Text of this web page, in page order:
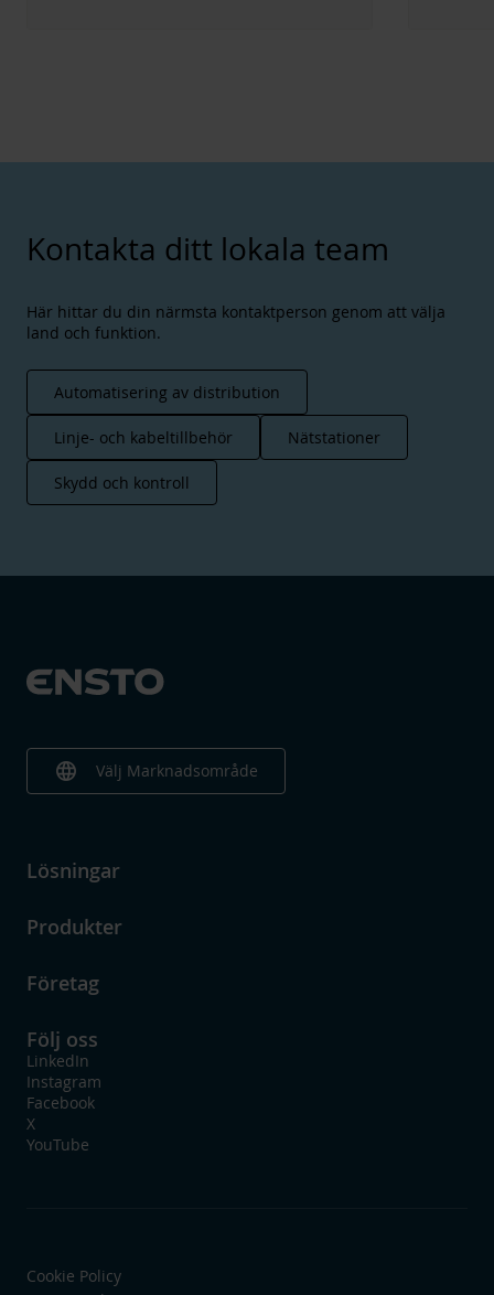
Kontakta ditt lokala team
Här hittar du din närmsta kontaktperson genom att välja
land och funktion.
Automatisering av distribution
Linje- och kabeltillbehör Nätstationer
Skydd och kontroll
language Välj Marknadsområde
Lösningar
Produkter
Företag
Följ oss
LinkedIn
Instagram
Facebook
X
YouTube
Cookie Policy